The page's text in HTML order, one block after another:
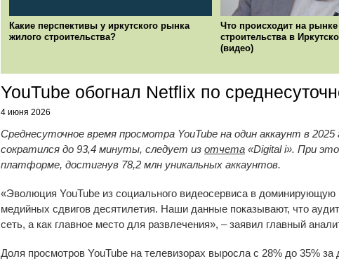
Какие перспективы у иркутского рынка
жилого строительства?
Что происходит на
строительства в
(видео)
YouTube обогнал Netflix по
4 июня 2026
Среднесуточное время просмотра YouTube на один аккаунт в
сократился до 93,4 минуты, следует из отчета «Digital i». При
платформе, достигнув 78,2 млн уникальных аккаунтов.
«Эволюция YouTube из социального видеосервиса в
медийных сдвигов десятилетия. Наши данные показывают, что
сеть, а как главное место для развлечения», – заявил главный
Доля просмотров YouTube на телевизорах выросла с 28% до 35%